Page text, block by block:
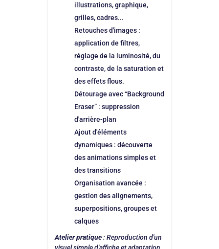
illustrations, graphique,
grilles, cadres...
Retouches d'images:
application de filtres,
réglage de la luminosité, du
contraste, de la saturation et
des effets flous.
Détourage avec “Background
Eraser”: suppression
d'arrière-plan
Ajout d'éléments
dynamiques: découverte
des animations simples et
des transitions
Organisation avancée :
gestion des alignements,
superpositions, groupes et
calques
Atelier pratique: Reproduction d'un